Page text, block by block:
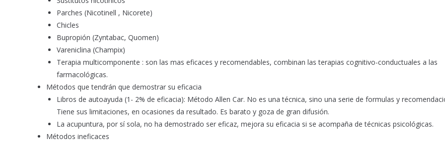
Parches (Nicotinell , Nicorete)
Chicles
Bupropión (Zyntabac, Quomen)
Vareniclina (Champix)
Terapia multicomponente : son las mas eficaces y recomendables, combinan las terapias cognitivo-conductuales a las
farmacológicas.
Métodos que tendrán que demostrar su eficacia
Libros de autoayuda (1- 2% de eficacia): Método Allen Car. No es una técnica, sino una serie de formulas y
Tiene sus limitaciones, en ocasiones da resultado. Es barato y goza de gran difusión.
La acupuntura, por sí sola, no ha demostrado ser eficaz, mejora su eficacia si se acompaña de técnicas psicológicas.
Métodos ineficaces